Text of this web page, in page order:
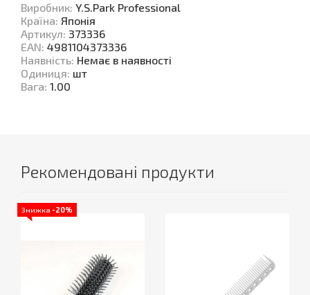
Виробник: Y.S.Park Professional
Країна: Японія
Артикул: 373336
EAN: 4981104373336
Наявність: Немає в наявності
Одиниця: шт
Вага: 1.00
Рекомендовані продукти
Знижка -20%